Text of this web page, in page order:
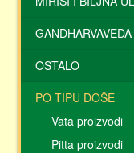
OSTALO
PO TIPU DOŠE
Vata proizvodi
Pitta proizvodi